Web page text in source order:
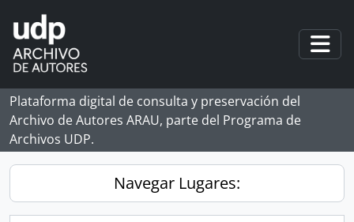
Skip to main content
Plataforma digital de consulta y preservación del
Archivo de Autores ARAU, parte del Programa de
Archivos UDP.
Navegar Lugares: